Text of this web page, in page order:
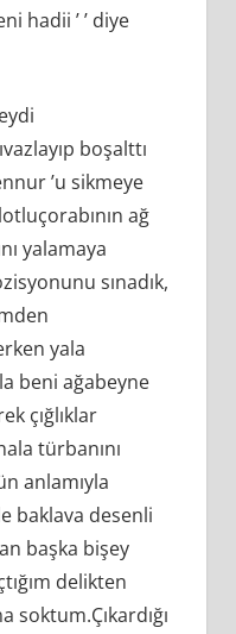
hadii ’ ’ diye
boşalttı
’u sikmeye
ağ
yalamaya
sınadık,
yala
beni ağabeyne
çığlıklar
türbanını
anlamıyla
baklava desenli
başka bişey
delikten
soktum.Çıkardığı